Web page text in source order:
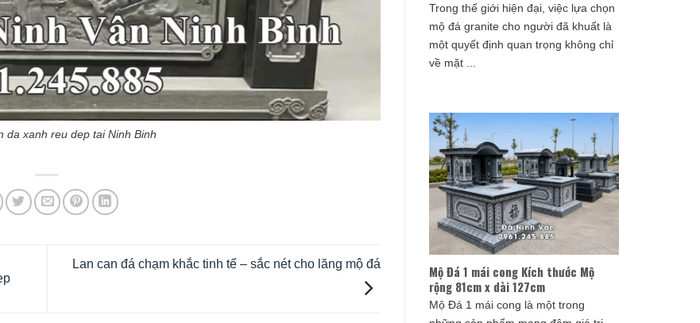
da xanh reu dep tai Ninh Binh
Lan can đá chạm khắc tinh tế – sắc nét cho lăng mộ đá
Trong thế giới hiện đại, việc lựa chọn
mộ đá granite cho người đã khuất là
một quyết định quan trọng không chỉ
về mặt ...
Mộ Đá 1 mái cong Kích thước Mộ
rộng 81cm x dài 127cm
Mộ Đá 1 mái cong là một trong